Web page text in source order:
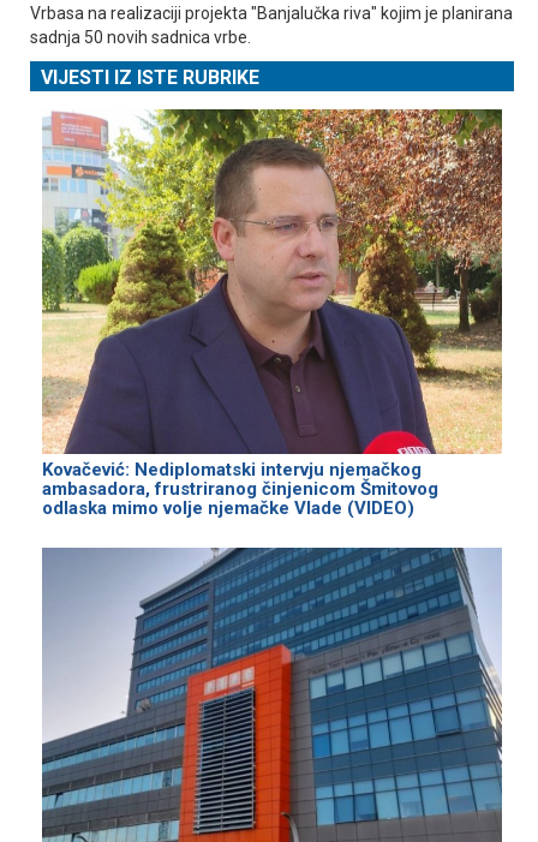
Vrbasa na realizaciji projekta "Banjalučka riva" kojim je planirana
sadnja 50 novih sadnica vrbe.
VIJESTI IZ ISTE RUBRIKE
Kovačević: Nediplomatski intervju njemačkog
ambasadora, frustriranog činjenicom Šmitovog
odlaska mimo volje njemačke Vlade (VIDEO)